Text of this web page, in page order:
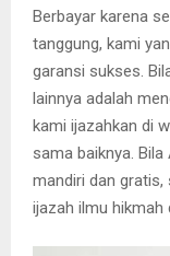
Berbayar karena
tanggung, kami
garansi sukses.
lainnya adalah
kami ijazahkan di
sama baiknya.
mandiri dan gratis,
ijazah ilmu hikmah